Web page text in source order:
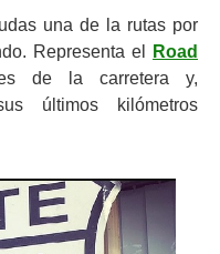
una de la rutas por
Representa el
Road
de la carretera y,
últimos kilómetros